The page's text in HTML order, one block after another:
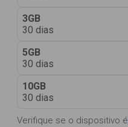
3GB
30 dias
5GB
30 dias
10GB
30 dias
Verifique se o dispositivo é